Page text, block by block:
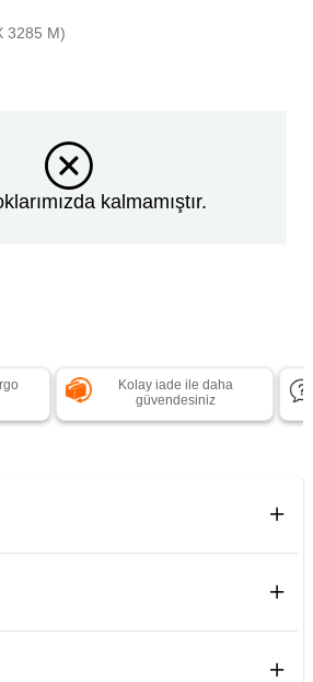
3285 M)
kalmamıştır.
Kolay iade ile daha
güvendesiniz